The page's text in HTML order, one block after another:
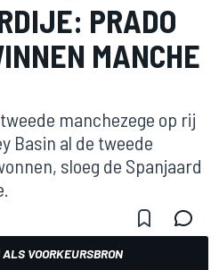
PRADO
MANCHE
manchezege op rij
Basin al de tweede
sloeg de Spanjaard
VOORKEURSBRON